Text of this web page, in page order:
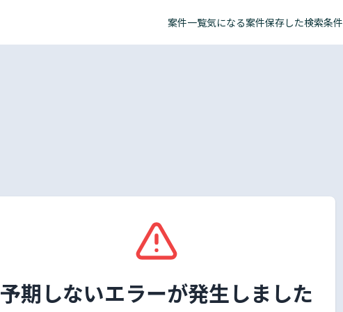
案件一覧気になる案件保存した検索条件
予期しないエラーが発生しました